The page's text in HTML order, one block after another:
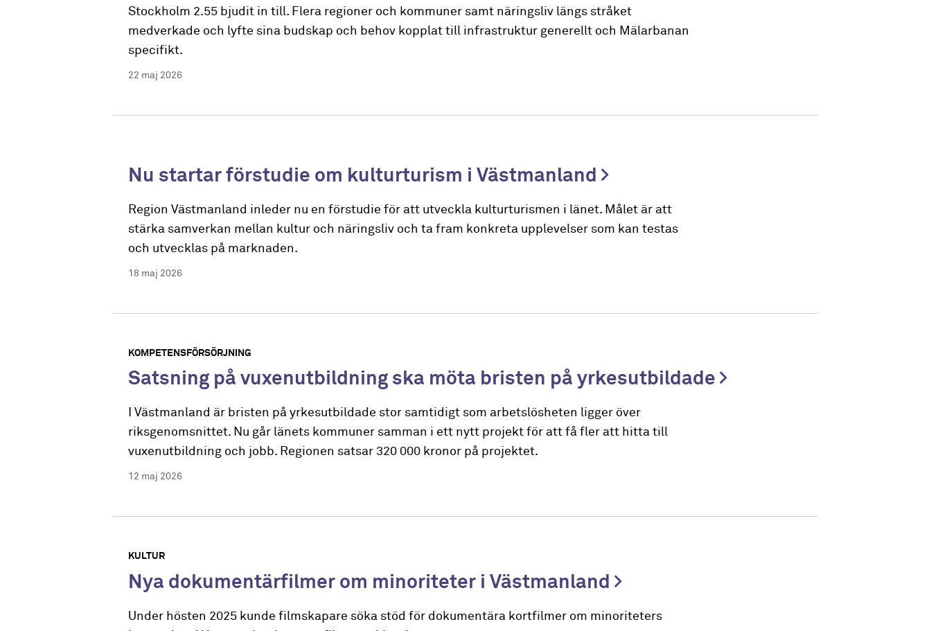
Stockholm 2.55 bjudit in till. Flera regioner och kommuner samt näringsliv längs stråket
medverkade och lyfte sina budskap och behov kopplat till infrastruktur generellt och Mälarbanan
specifikt.
22 maj 2026
Nu startar förstudie om kulturturism i Västmanland
Region Västmanland inleder nu en förstudie för att utveckla kulturturismen i länet. Målet är att
stärka samverkan mellan kultur och näringsliv och ta fram konkreta upplevelser som kan testas
och utvecklas på marknaden.
18 maj 2026
KOMPETENSFÖRSÖRJNING
Satsning på vuxenutbildning ska möta bristen på yrkesutbildade
I Västmanland är bristen på yrkesutbildade stor samtidigt som arbetslösheten ligger över
riksgenomsnittet. Nu går länets kommuner samman i ett nytt projekt för att få fler att hitta till
vuxenutbildning och jobb. Regionen satsar 320 000 kronor på projektet.
12 maj 2026
KULTUR
Nya dokumentärfilmer om minoriteter i Västmanland
Under hösten 2025 kunde filmskapare söka stöd för dokumentära kortfilmer om minoriteters